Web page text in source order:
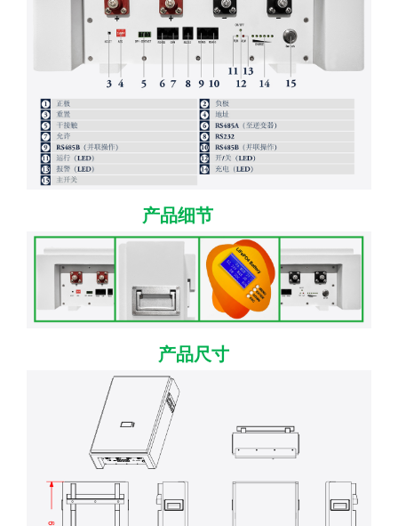
产品细节
产品尺寸